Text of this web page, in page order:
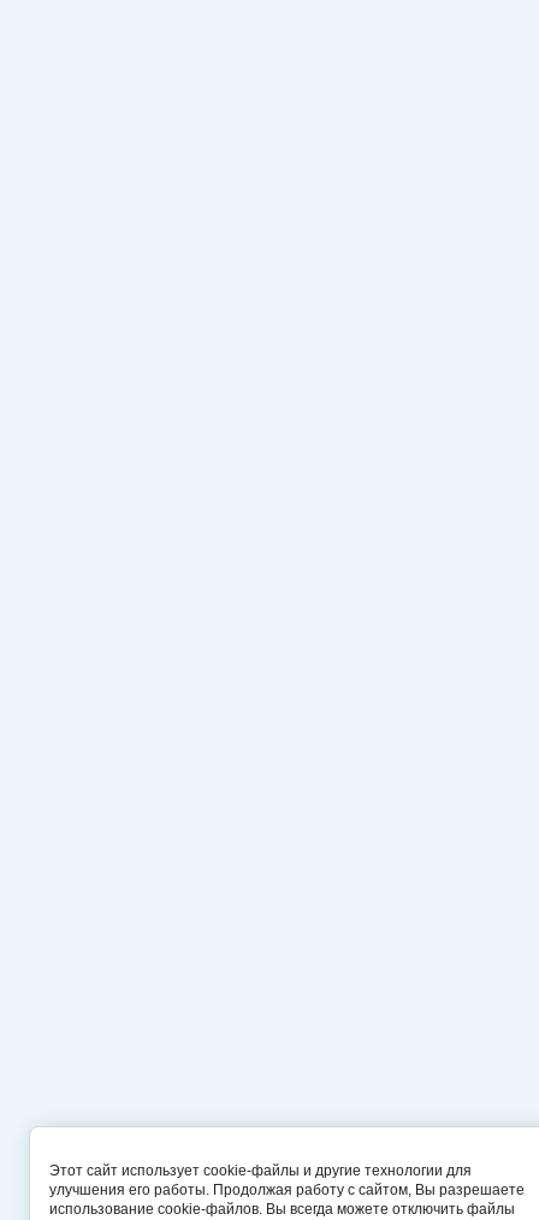
Этот сайт использует cookie-файлы и другие технологии для
улучшения его работы. Продолжая работу с сайтом, Вы разрешаете
использование cookie-файлов. Вы всегда можете отключить файлы